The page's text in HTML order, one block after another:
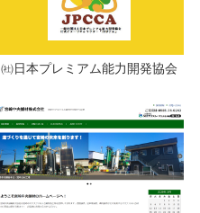
㈳日本プレミアム能力開発協会